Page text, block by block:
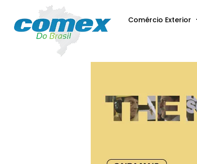
Comércio Exterior